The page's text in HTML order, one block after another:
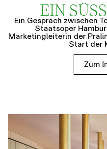
EIN
Ein Gespräch zwischen
Staatsoper
Marketingleiterin der
Start der
Zum